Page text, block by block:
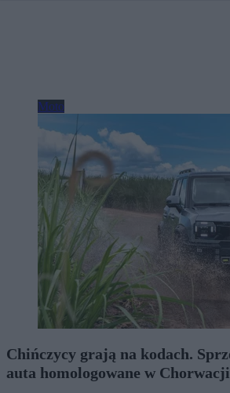
Moto
Chińczycy grają na kodach.
auta homologowane w Chorwacji